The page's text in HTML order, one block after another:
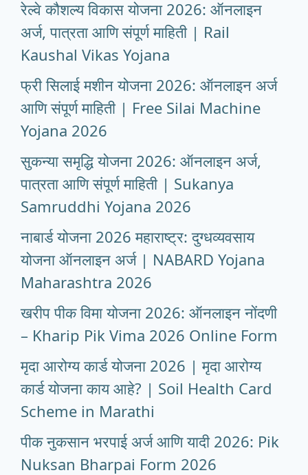
रेल्वे कौशल्य विकास योजना 2026: ऑनलाइन
अर्ज, पात्रता आणि संपूर्ण माहिती | Rail
Kaushal Vikas Yojana
फ्री सिलाई मशीन योजना 2026: ऑनलाइन अर्ज
आणि संपूर्ण माहिती | Free Silai Machine
Yojana 2026
सुकन्या समृद्धि योजना 2026: ऑनलाइन अर्ज,
पात्रता आणि संपूर्ण माहिती | Sukanya
Samruddhi Yojana 2026
नाबार्ड योजना 2026 महाराष्ट्र: दुग्धव्यवसाय
योजना ऑनलाइन अर्ज | NABARD Yojana
Maharashtra 2026
खरीप पीक विमा योजना 2026: ऑनलाइन नोंदणी
– Kharip Pik Vima 2026 Online Form
मृदा आरोग्य कार्ड योजना 2026 | मृदा आरोग्य
कार्ड योजना काय आहे? | Soil Health Card
Scheme in Marathi
पीक नुकसान भरपाई अर्ज आणि यादी 2026: Pik
Nuksan Bharpai Form 2026